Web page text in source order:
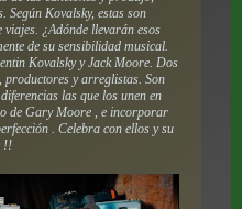
Kovalsky, estas son
¿Adónde llevarán esos
de su sensibilidad musical.
Kovalsky y Jack Moore. Dos
y arreglistas. Son
las que los unen en
de Gary Moore , e incorporar
. Celebra con ellos y su
!!